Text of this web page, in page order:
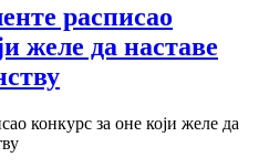
расписао
желе да наставе
конкурс за оне који желе да